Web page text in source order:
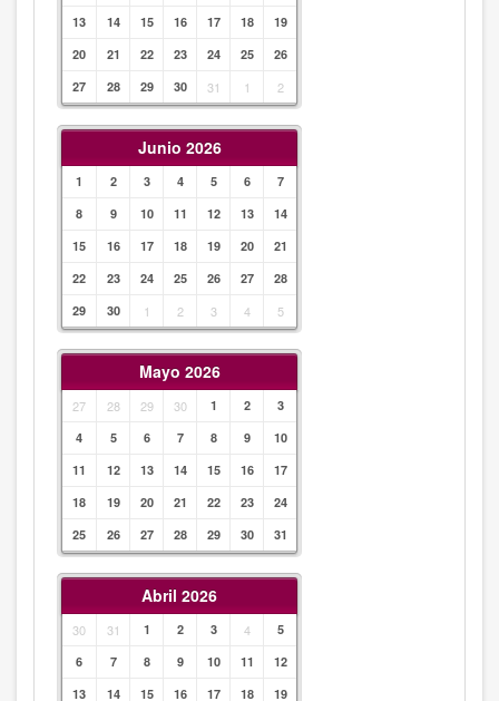
13
14 15 16 17 18
19
20
21 22 23 24 25
26
27
28 29 30 31 1 2
Junio 2026
1 2 3 4 5 6
7
8
9 10 11 12 13
14
15
16 17 18 19 20
21
22
23 24 25 26 27
28
29
30 1 2 3 4 5
Mayo 2026
27 28 29 30 1 2
3
4
5 6 7 8 9
10
11
12 13 14 15 16
17
18
19 20 21 22 23
24
25
26 27 28 29 30 31
Abril 2026
30 31 1 2 3 4
5
6
7 8 9 10 11
12
13
14 15 16 17 18
19